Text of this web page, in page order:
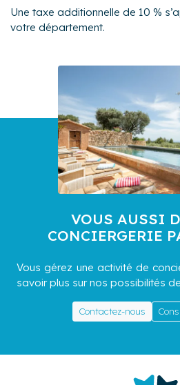
Une taxe additionnelle de 10 %
votre département.
VOUS AUSSI
CONCIERGERIE
Vous gérez une activité de
savoir plus sur nos possibilités
Contactez-nous